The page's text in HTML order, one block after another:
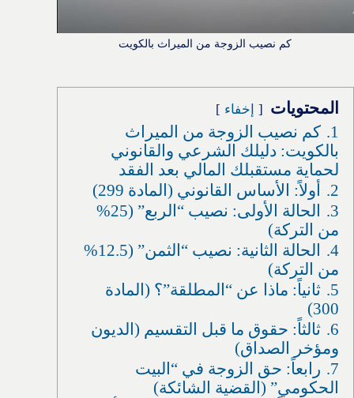
كم نصيب الزوجة من الميراث بالكويت
المحتويات إخفاء
1.
كم نصيب الزوجة من الميراث
بالكويت: دليلك الشرعي والقانوني
لحماية مستقبلك المالي بعد الفقد
2.
أولاً: الأساس القانوني (المادة 299)
3.
الحالة الأولى: نصيب “الربع” (25%
من التركة)
4.
الحالة الثانية: نصيب “الثمن” (12.5%
من التركة)
5. ثانياً: ماذا عن “المطلقة”؟ (المادة
300)
6. ثالثاً: حقوق ما قبل التقسيم (الديون
ومؤخر الصداق)
7.
رابعاً: حق الزوجة في “البيت
الحكومي” (القضية الشائكة)